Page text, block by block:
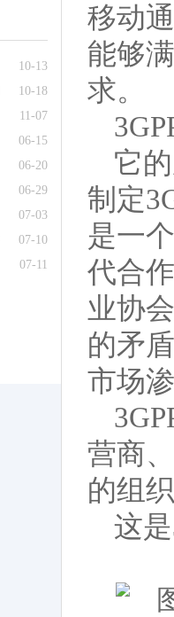
10-13
10-18
11-07
06-15
06-20
06-29
07-03
07-10
07-11
移动
能够
求。
它
制定
是一
代合
业协
的矛
市场
营商
的组
这